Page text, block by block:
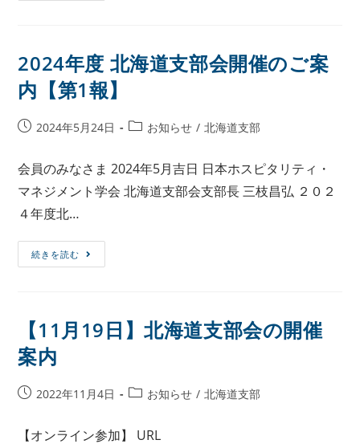
2024年度 北海道支部会開催のご案
内【第1報】
2024年5月24日 お知らせ / 北海道支部
会員のみなさま 2024年5月吉日 日本ホスピタリティ・
マネジメント学会 北海道支部会支部長 三枝昌弘 ２０２
４年度北…
続きを読む
【11月19日】北海道支部会の開催
案内
2022年11月4日 お知らせ / 北海道支部
【オンライン参加】 URL